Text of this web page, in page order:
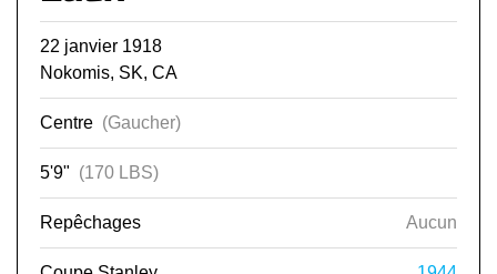
22 janvier 1918
Nokomis, SK, CA
Centre (Gaucher)
5'9" (170 LBS)
Repêchages Aucun